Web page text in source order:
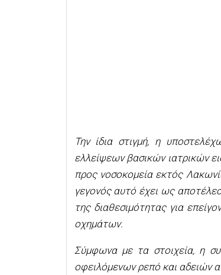
Την ίδια στιγμή, η
ελλείψεων βασικών ιατρικών
προς νοσοκομεία εκτός
γεγονός αυτό έχει ως
της διαθεσιμότητας για
οχημάτων.
Σύμφωνα με τα στοιχεία, η
οφειλόμενων ρεπό και αδειών